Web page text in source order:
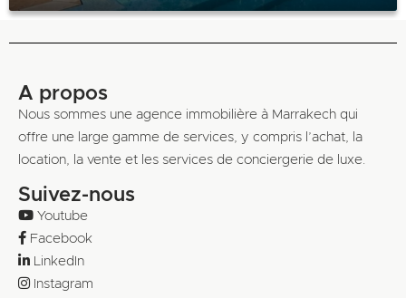
A propos
Nous sommes une agence immobilière à Marrakech qui
offre une large gamme de services, y compris l’achat, la
location, la vente et les services de conciergerie de luxe.
Suivez-nous
Youtube
Facebook
LinkedIn
Instagram